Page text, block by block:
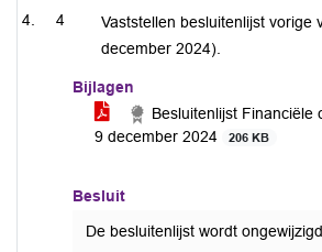
4
Vaststellen besluitenlijst vorige
december 2024).
Bijlagen
Besluitenlijst Financiële
9 december 2024
206 KB
Besluit
De besluitenlijst wordt